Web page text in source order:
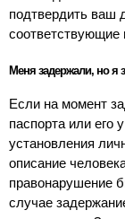
подтвердить ваш
соответствующие
Меня задержали, но я
Если на момент
паспорта или его
установления
описание
правонарушение
случае